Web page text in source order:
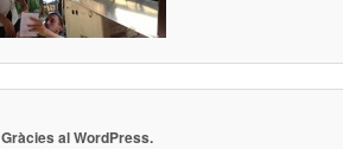
Gràcies al WordPress.